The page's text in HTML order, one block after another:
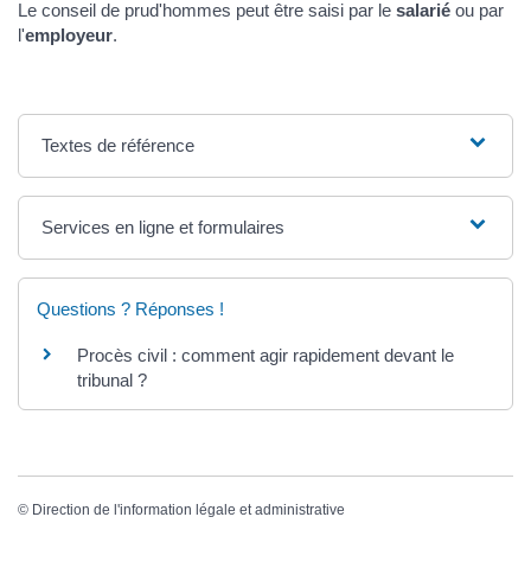
Le conseil de prud'hommes peut être saisi par le salarié ou par
l'employeur.
Textes de référence
Services en ligne et formulaires
Questions ? Réponses !
Procès civil : comment agir rapidement devant le
tribunal ?
© Direction de l'information légale et administrative